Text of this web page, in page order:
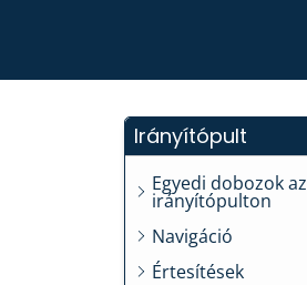
Irányítópult
Egyedi dobozok az
irányítópulton
Navigáció
Értesítések